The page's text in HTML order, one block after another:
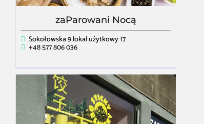
zaParowani Nocą
Sokołowska 9 lokal użytkowy 17
+48 577 806 036